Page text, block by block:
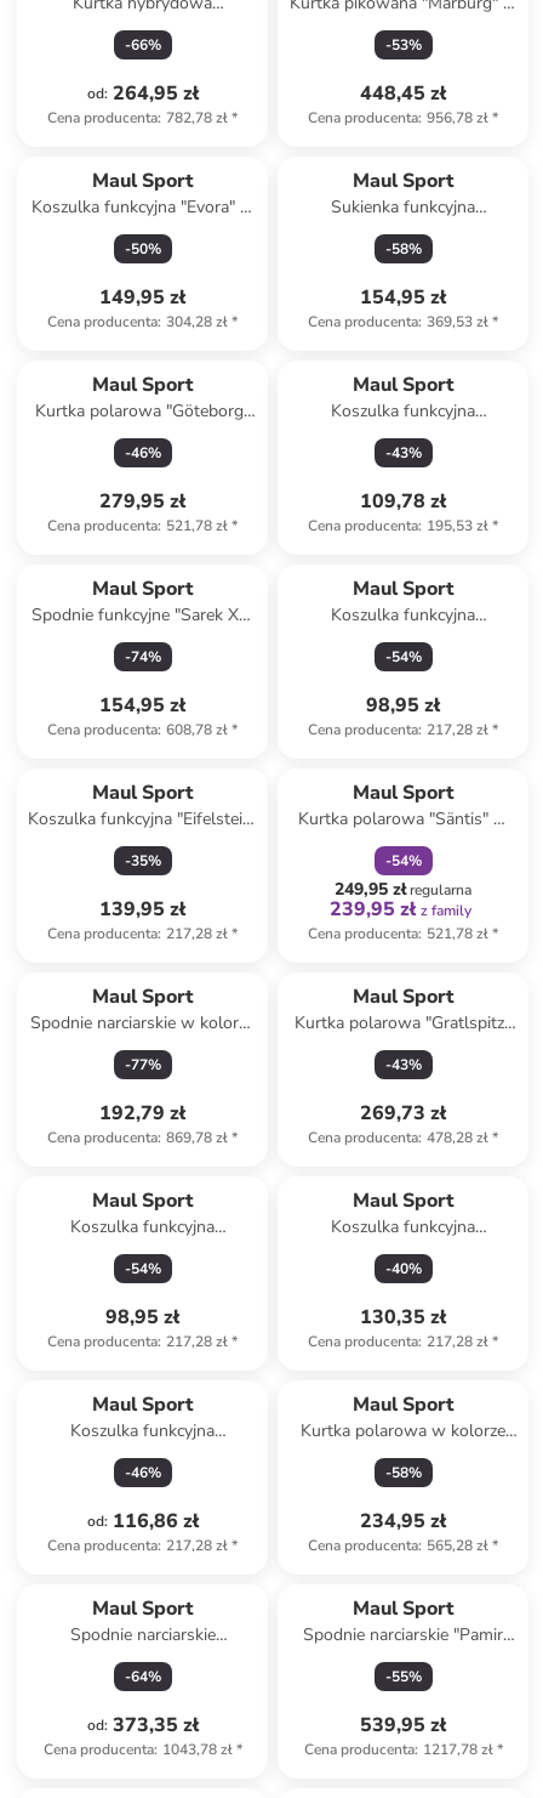
"Herzogenhorn XT" w kolorze
czarnym
-66%
od: 264,95 zł
Cena producenta: 782,78 zł*
kolorze czarnym
-53%
448,45 zł
Cena producenta: 956,78 zł*
Maul Sport
Koszulka funkcyjna "Evora" w
kolorze czerwonym
-50%
149,95 zł
Cena producenta: 304,28 zł*
Maul Sport
Sukienka funkcyjna
"Amazona" w kolorze
turkusowym
-58%
154,95 zł
Cena producenta: 369,53 zł*
Maul Sport
Kurtka polarowa "Göteborg"
w kolorze beżowym
-46%
279,95 zł
Cena producenta: 521,78 zł*
Maul Sport
Koszulka funkcyjna
"Tegernsee" w kolorze
czerwonym
-43%
109,78 zł
Cena producenta: 195,53 zł*
Maul Sport
Spodnie funkcyjne "Sarek XT"
w kolorze czarnym
-74%
154,95 zł
Cena producenta: 608,78 zł*
Maul Sport
Koszulka funkcyjna
"Kraxlmax" w kolorze czarnym
-54%
98,95 zł
Cena producenta: 217,28 zł*
Maul Sport
Koszulka funkcyjna "Eifelsteig"
w kolorze czarnym
-35%
139,95 zł
Cena producenta: 217,28 zł*
Maul Sport
Kurtka polarowa "Säntis" w
kolorze morsko-czarnym
-54%
249,95 złregularna
239,95 zł z family
Cena producenta: 521,78 zł*
Maul Sport
Spodnie narciarskie w kolorze
czerwonym
-77%
192,79 zł
Cena producenta: 869,78 zł*
Maul Sport
Kurtka polarowa "Gratlspitze
II" w kolorze morskim
-43%
269,73 zł
Cena producenta: 478,28 zł*
Maul Sport
Koszulka funkcyjna
"Sorpesee" w kolorze
koralowym
-54%
98,95 zł
Cena producenta: 217,28 zł*
Maul Sport
Koszulka funkcyjna
"Salamanca" w kolorze
morskim
-40%
130,35 zł
Cena producenta: 217,28 zł*
Maul Sport
Koszulka funkcyjna
"Salamanca" w kolorze
granatowym
-46%
od: 116,86 zł
Cena producenta: 217,28 zł*
Maul Sport
Kurtka polarowa w kolorze
antracytowo-pomarańczowym
-58%
234,95 zł
Cena producenta: 565,28 zł*
Maul Sport
Spodnie narciarskie
"Schneeflocke" w kolorze
czarnym
-64%
od: 373,35 zł
Cena producenta: 1043,78 zł*
Maul Sport
Spodnie narciarskie "Pamir
Alpin - Megatex" w kolorze
niebiesko-granatowym
-55%
539,95 zł
Cena producenta: 1217,78 zł*